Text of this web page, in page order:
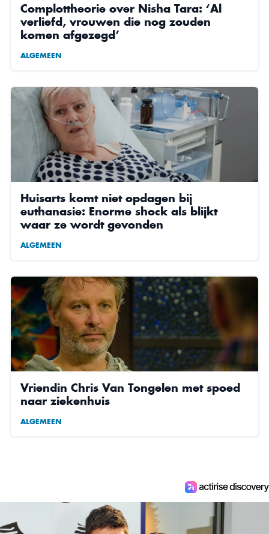
Complottheorie over Nisha Tara: ‘Al
verliefd, vrouwen die nog zouden
komen afgezegd’
ALGEMEEN
Huisarts komt niet opdagen bij
euthanasie: Enorme shock als blijkt
waar ze wordt gevonden
ALGEMEEN
Vriendin Chris Van Tongelen met spoed
naar ziekenhuis
ALGEMEEN